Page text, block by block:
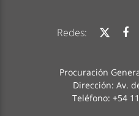
Redes:
Procuración
Dirección: Av.
Teléfono: +54